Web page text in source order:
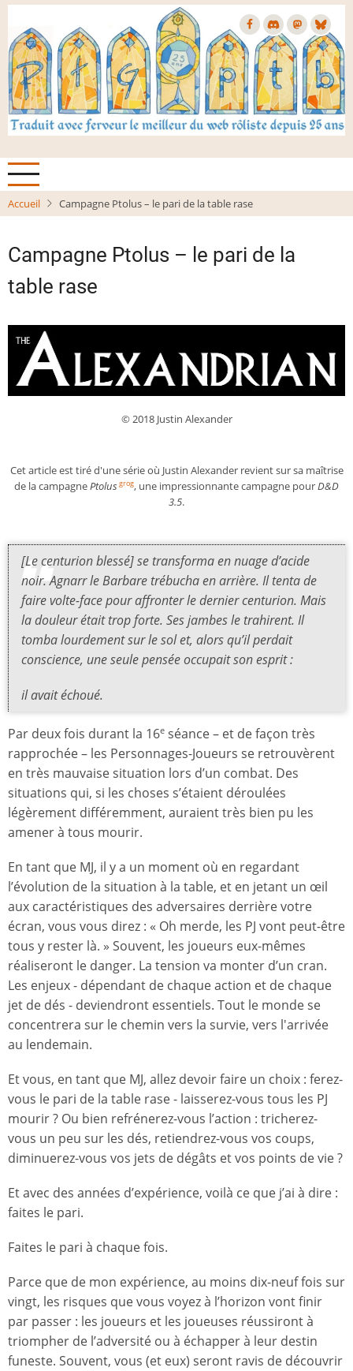
Aller
contenu
principal
Accueil Campagne Ptolus – le pari de la table rase
Campagne Ptolus – le pari de la
table rase
© 2018 Justin Alexander
Cet article est tiré d'une série où Justin Alexander revient sur sa maîtrise
de la campagnePtolus grog, une impressionnante campagne pourD&D
3.5.
[Le centurion blessé] se transforma en nuage d’acide
noir. Agnarr le Barbare trébucha en arrière. Il tenta de
faire volte-face pour affronter le dernier centurion. Mais
la douleur était trop forte. Ses jambes le trahirent. Il
tomba lourdement sur le sol et, alors qu’il perdait
conscience, une seule pensée occupait son esprit :
il avait échoué.
Par deux fois durant la 16e séance – et de façon très
rapprochée – les Personnages-Joueurs se retrouvèrent
en très mauvaise situation lors d’un combat. Des
situations qui, si les choses s’étaient déroulées
légèrement différemment, auraient très bien pu les
amener à tous mourir.
En tant que MJ, il y a un moment où en regardant
l’évolution de la situation à la table, et en jetant un œil
aux caractéristiques des adversaires derrière votre
écran, vous vous direz : « Oh merde, les PJ vont peut-être
tous y rester là. » Souvent, les joueurs eux-mêmes
réaliseront le danger. La tension va monter d’un cran.
Les enjeux - dépendant de chaque action et de chaque
jet de dés - deviendront essentiels. Tout le monde se
concentrera sur le chemin vers la survie, vers l'arrivée
au lendemain.
Et vous, en tant que MJ, allez devoir faire un choix : ferez-
vous le pari de la table rase - laisserez-vous tous les PJ
mourir ? Ou bien refrénerez-vous l’action : tricherez-
vous un peu sur les dés, retiendrez-vous vos coups,
diminuerez-vous vos jets de dégâts et vos points de vie ?
Et avec des années d’expérience, voilà ce que j’ai à dire :
faites le pari.
Faites le pari à chaque fois.
Parce que de mon expérience, au moins dix-neuf fois sur
vingt, les risques que vous voyez à l’horizon vont finir
par passer : les joueurs et les joueuses réussiront à
triompher de l’adversité ou à échapper à leur destin
funeste. Souvent, vous (et eux) seront ravis de découvrir